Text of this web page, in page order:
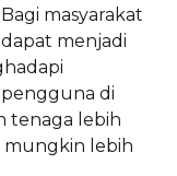
masyarakat
menjadi
di
tenaga lebih
mungkin lebih